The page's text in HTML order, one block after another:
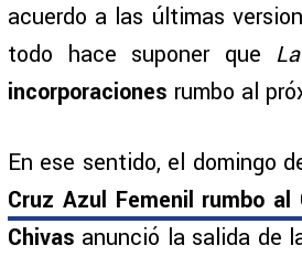
acuerdo a las últimas
todo hace suponer que
incorporaciones rumbo al
En ese sentido, el domingo
Cruz Azul Femenil rumbo al
Chivas anunció la salida de